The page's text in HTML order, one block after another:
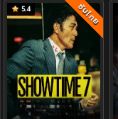
5.4 ซับไทย